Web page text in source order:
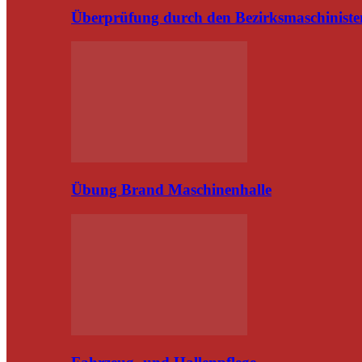
Überprüfung durch den
Übung Brand Maschinenhalle